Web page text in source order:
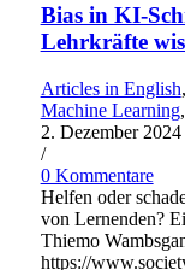
Bias in KI-
Lehrkräfte
Articles in English,
Machine Learning,
2. Dezember 2024
/
0 Kommentare
Helfen oder
von Lernenden?
Thiemo
https://